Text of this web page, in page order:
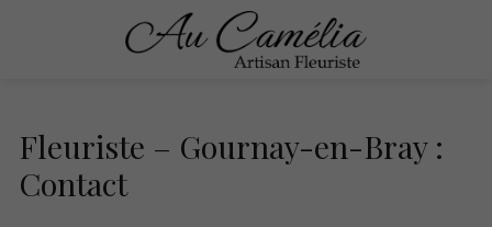
Fleuriste – Gournay-en-Bray :
Contact